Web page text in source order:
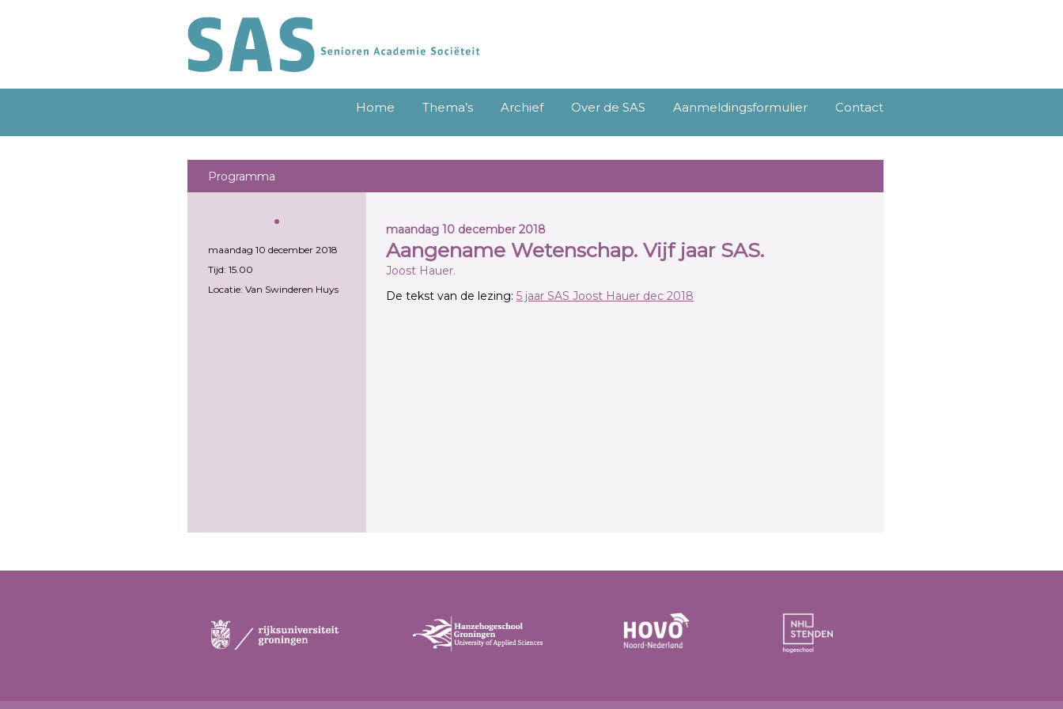
Home Thema’s Archief Over de SAS Aanmeldingsformulier Contact
Programma
maandag 10 december 2018
Tijd: 15.00
Locatie: Van Swinderen Huys
maandag 10 december 2018
Aangename Wetenschap. Vijf jaar SAS.
Joost Hauer.
De tekst van de lezing: 5 jaar SAS Joost Hauer dec 2018